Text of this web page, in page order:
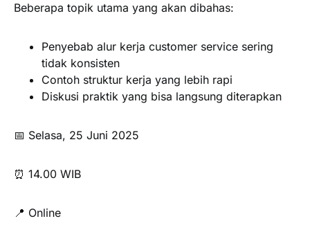
Beberapa topik utama yang akan dibahas:
Penyebab alur kerja customer service sering
tidak konsisten
Contoh struktur kerja yang lebih rapi
Diskusi praktik yang bisa langsung diterapkan
📅 Selasa, 25 Juni 2025
⏰ 14.00 WIB
📍 Online